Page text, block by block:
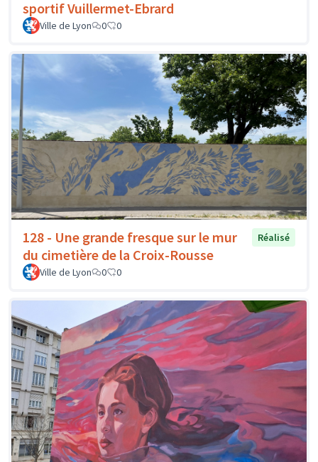
sportif Vuillermet-Ebrard
Ville de Lyon 0 0
128 - Une grande fresque sur le mur
du cimetière de la Croix-Rousse
Réalisé
Ville de Lyon 0 0